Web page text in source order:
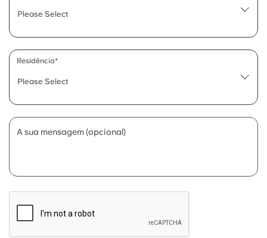
Portuguese
Please Select
Please Select
Residência*
A sua mensagem (opcional)